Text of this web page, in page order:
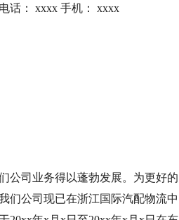
话： xxxx 手机： xxxx
公司业务得以蓬勃发展。为更好的
们公司现已在浙江国际汽配物流中